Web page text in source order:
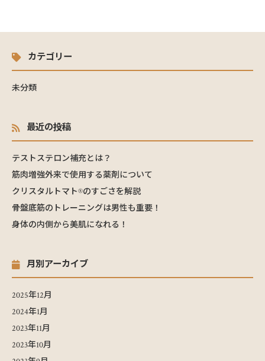
カテゴリー
未分類
最近の投稿
テストステロン補充とは？
筋肉増強外来で使用する薬剤について
クリスタルトマト®のすごさを解説
骨盤底筋のトレーニングは男性も重要！
身体の内側から美肌になれる！
月別アーカイブ
2025年12月
2024年1月
2023年11月
2023年10月